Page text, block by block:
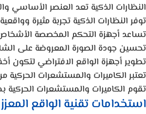
النظارات الذكية تعد العنصر الأساسي
توفر النظارات الذكية تجربة مثيرة
تساعد أجهزة التحكم المخصصة
تحسين جودة الصورة المعروضة على
تطوير أجهزة الواقع الافتراضي
تعتبر الكاميرات والمستشعرات
تقوم الكاميرات والمستشعرات الحركية
استخدامات تقنية الواقع